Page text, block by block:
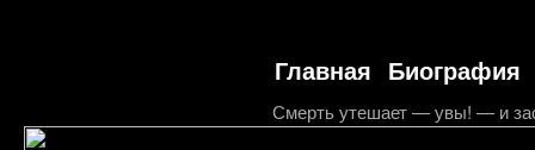
Главная Биография
Смерть утешает — увы! — и